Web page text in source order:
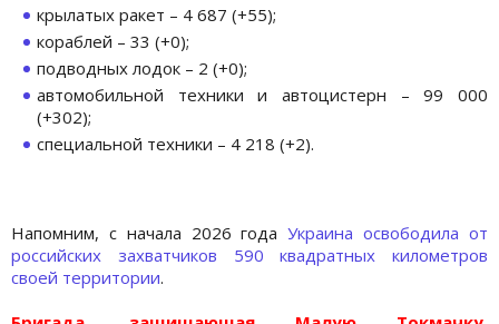
крылатых ракет – 4 687 (+55);
кораблей – 33 (+0);
подводных лодок – 2 (+0);
автомобильной техники и автоцистерн – 99 000
(+302);
специальной техники – 4 218 (+2).
Напомним, с начала 2026 годаУкраина освободила от
российских захватчиков 590 квадратных километров
своей территории.